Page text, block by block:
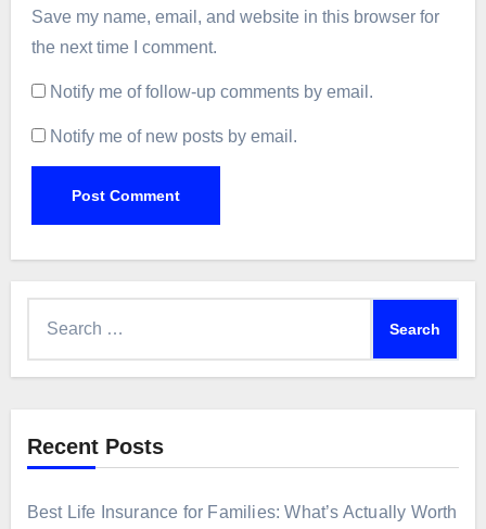
Save my name, email, and website in this browser for
the next time I comment.
Notify me of follow-up comments by email.
Notify me of new posts by email.
Recent Posts
Best Life Insurance for Families: What’s Actually Worth